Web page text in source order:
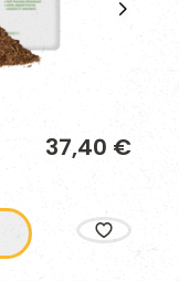
37,40 €